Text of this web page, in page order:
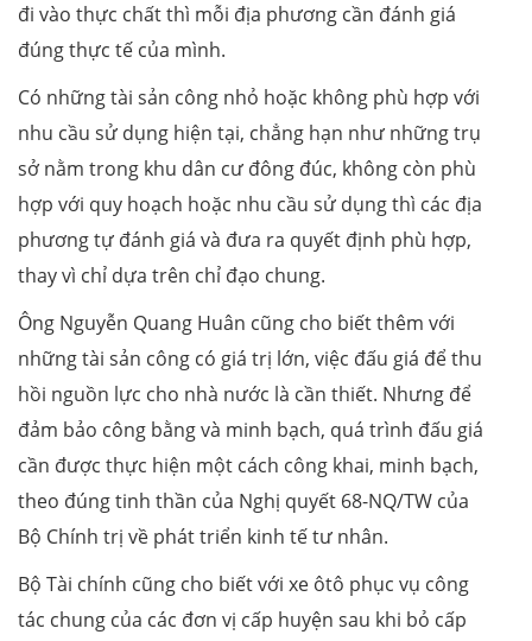
đi vào thực chất thì mỗi địa phương cần đánh giá
đúng thực tế của mình.
Có những tài sản công nhỏ hoặc không phù hợp với
nhu cầu sử dụng hiện tại, chẳng hạn như những trụ
sở nằm trong khu dân cư đông đúc, không còn phù
hợp với quy hoạch hoặc nhu cầu sử dụng thì các địa
phương tự đánh giá và đưa ra quyết định phù hợp,
thay vì chỉ dựa trên chỉ đạo chung.
Ông Nguyễn Quang Huân cũng cho biết thêm với
những tài sản công có giá trị lớn, việc đấu giá để thu
hồi nguồn lực cho nhà nước là cần thiết. Nhưng để
đảm bảo công bằng và minh bạch, quá trình đấu giá
cần được thực hiện một cách công khai, minh bạch,
theo đúng tinh thần của Nghị quyết 68-NQ/TW của
Bộ Chính trị về phát triển kinh tế tư nhân.
Bộ Tài chính cũng cho biết với xe ôtô phục vụ công
tác chung của các đơn vị cấp huyện sau khi bỏ cấp